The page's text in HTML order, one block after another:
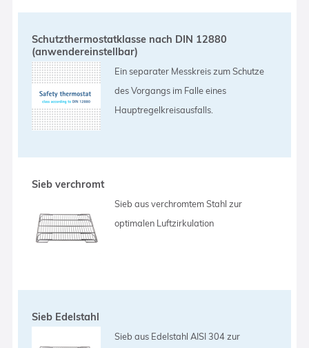
Schutzthermostatklasse nach DIN 12880
(anwendereinstellbar)
Ein separater Messkreis zum Schutze
des Vorgangs im Falle eines
Hauptregelkreisausfalls.
Sieb verchromt
Sieb aus verchromtem Stahl zur
optimalen Luftzirkulation
Sieb Edelstahl
Sieb aus Edelstahl AISI 304 zur